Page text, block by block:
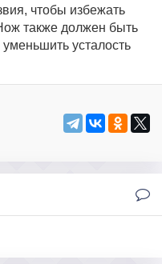
чтобы избежать
также должен быть
усталость